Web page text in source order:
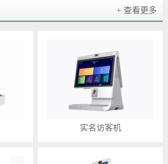
+ 查看更多
实名访客机